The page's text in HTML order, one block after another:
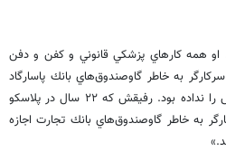
او همه كارهاي پزشكي قانوني و كفن و دفن
به خاطر گاوصندوق‌هاي بانك پاسارگاد
اجازه بيرون آمدن عمويم و دوستانش را نداده بود. رفيقش كه ٢٢ سال در پلاسكو
به خاطر گاوصندوق‌هاي بانك تجارت اجازه